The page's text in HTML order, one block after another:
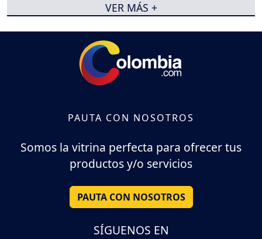
VER MÁS +
PAUTA CON NOSOTROS
Somos la vitrina perfecta para ofrecer tus
productos y/o servicios
PAUTA CON NOSOTROS
SÍGUENOS EN